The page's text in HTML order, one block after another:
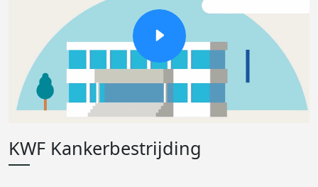
KWF Kankerbestrijding